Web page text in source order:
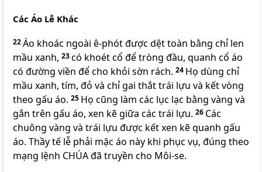
Các Áo Lễ Khác
22Áo khoác ngoài ê-phót được dệt toàn bằng chỉ len
mầu xanh, 23có khoét cổ để tròng đầu, quanh cổ áo
có đường viền để cho khỏi sờn rách. 24 Họ dùng chỉ
mầu xanh, tím, đỏ và chỉ gai thắt trái lựu và kết vòng
theo gấu áo. 25 Họ cũng làm các lục lạc bằng vàng và
gắn trên gấu áo, xen kẽ giữa các trái lựu. 26 Các
chuông vàng và trái lựu được kết xen kẽ quanh gấu
áo. Thầy tế lễ phải mặc áo này khi phục vụ, đúng theo
mạng lệnh CHÚAđã truyền cho Môi-se.